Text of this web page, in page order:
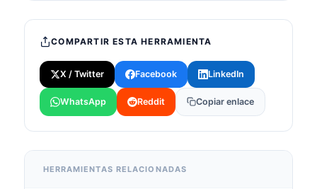
COMPARTIR ESTA HERRAMIENTA
X / Twitter Facebook LinkedIn
WhatsApp Reddit Copiar enlace
HERRAMIENTAS RELACIONADAS